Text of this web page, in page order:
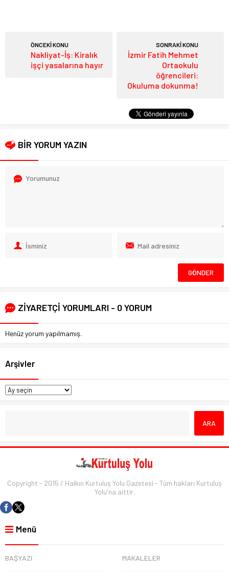
ÖNCEKİ KONU
Nakliyat-İş: Kiralık
işçi yasalarına hayır
SONRAKİ KONU
İzmir Fatih Mehmet
Ortaokulu
öğrencileri:
Okuluma dokunma!
BİR YORUM YAZIN
ZİYARETÇİ YORUMLARI - 0 YORUM
Henüz yorum yapılmamış.
Arşivler
Copyright - 2015 / Halkın Kurtuluş Yolu Gazetesi - Tüm hakları Kurtuluş
Yolu'na aittir.
Menü
BAŞYAZI MAKALELER